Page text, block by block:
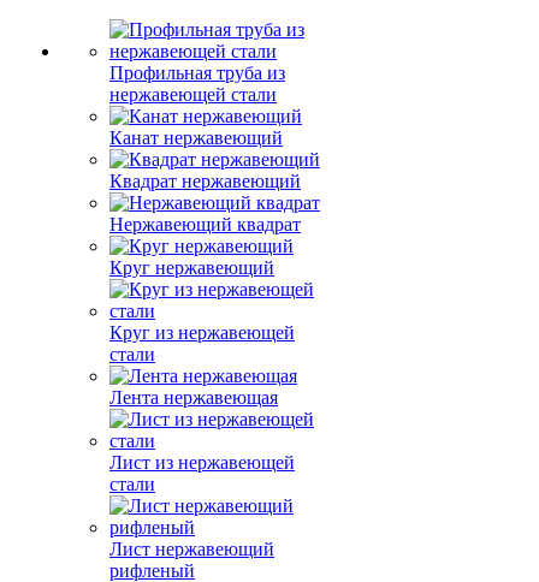
Профильная труба из
нержавеющей стали
Канат нержавеющий
Квадрат нержавеющий
Нержавеющий квадрат
Круг нержавеющий
Круг из нержавеющей
стали
Лента нержавеющая
Лист из нержавеющей
стали
Лист нержавеющий
рифленый